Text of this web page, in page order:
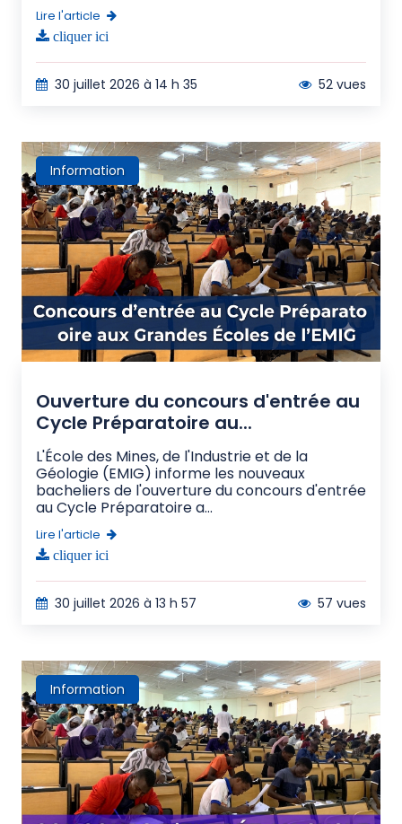
Lire l'article
cliquer ici
30 juillet 2026 à 14 h 35 52 vues
Information
Ouverture du concours d'entrée au
Cycle Préparatoire au...
L'École des Mines, de l'Industrie et de la
Géologie (EMIG) informe les nouveaux
bacheliers de l'ouverture du concours d'entrée
au Cycle Préparatoire a...
Lire l'article
cliquer ici
30 juillet 2026 à 13 h 57 57 vues
Information